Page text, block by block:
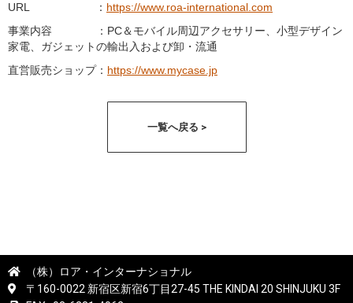
URL ： https://www.roa-international.com
事業内容 ：PC＆モバイル周辺アクセサリー、小型デザイン
家電、ガジェットの輸出入および卸・流通
直営販売ショップ： https://www.mycase.jp
一覧へ戻る >
（株）ロア・インターナショナル
〒160-0022 新宿区新宿6丁目27-45 THE KINDAI 20 SHINJUKU 3F